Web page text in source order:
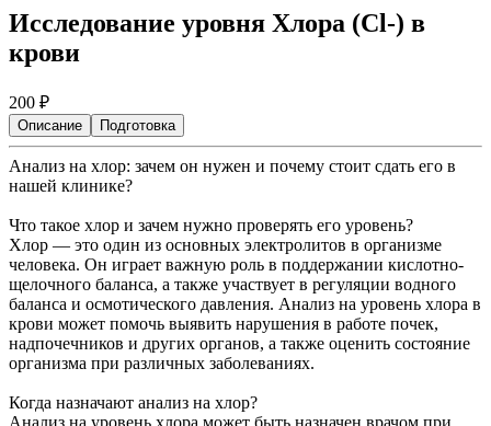
Исследование уровня Хлора (Cl-) в
крови
200 ₽
Описание Подготовка
Анализ на хлор: зачем он нужен и почему стоит сдать его в
нашей клинике?
Что такое хлор и зачем нужно проверять его уровень?
Хлор — это один из основных электролитов в организме
человека. Он играет важную роль в поддержании кислотно-
щелочного баланса, а также участвует в регуляции водного
баланса и осмотического давления. Анализ на уровень хлора в
крови может помочь выявить нарушения в работе почек,
надпочечников и других органов, а также оценить состояние
организма при различных заболеваниях.
Когда назначают анализ на хлор?
Анализ на уровень хлора может быть назначен врачом при